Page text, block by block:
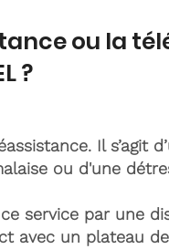
ou la
?
Il s’agit
ou d'une
service par une
avec un plateau